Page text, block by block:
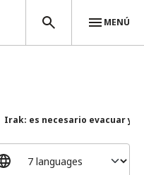
MENÚ
Irak: es necesario evacuar y